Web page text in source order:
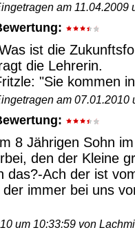
am 11.04.2009
ist die
die Lehrerin.
"Sie kommen
am 07.01.2010
8 Jährigen Sohn
den der Kleine
das?-Ach der ist
immer bei uns
um 10:33:59 von